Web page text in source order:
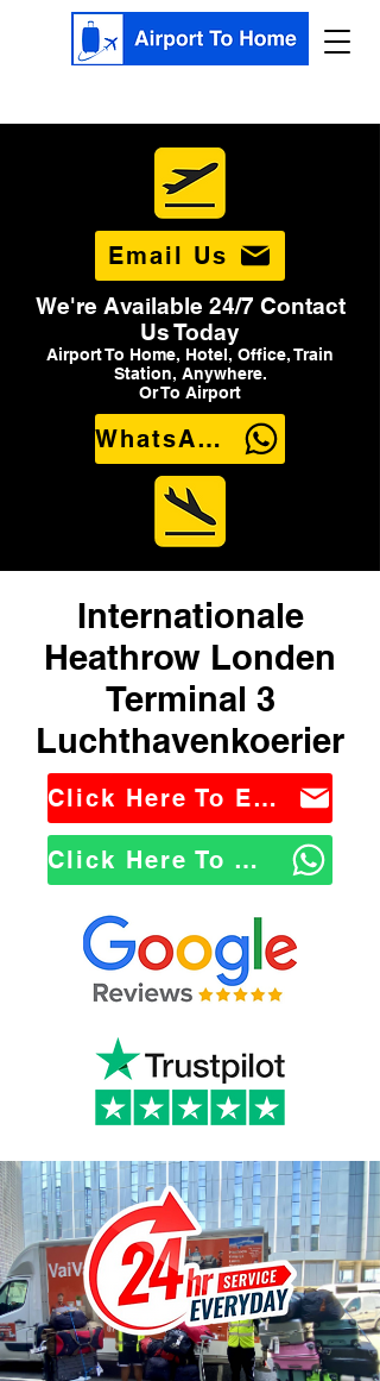
Email Us
We're Available 24/7 Contact
Us Today
Airport To Home, Hotel, Office, Train
Station, Anywhere.
Or To Airport
WhatsApp Us
Internationale
Heathrow Londen
Terminal 3
Luchthavenkoerier
Click Here To Email Us
Click Here To WhatsApp Us